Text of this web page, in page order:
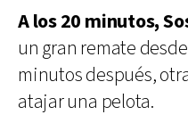
A los 20 minutos,
un gran remate
minutos después,
atajar una pelota.